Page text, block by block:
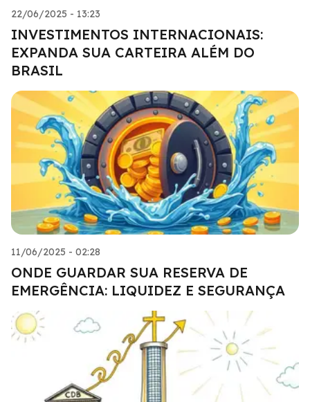
22/06/2025 - 13:23
INVESTIMENTOS INTERNACIONAIS:
EXPANDA SUA CARTEIRA ALÉM DO
BRASIL
11/06/2025 - 02:28
ONDE GUARDAR SUA RESERVA DE
EMERGÊNCIA: LIQUIDEZ E SEGURANÇA